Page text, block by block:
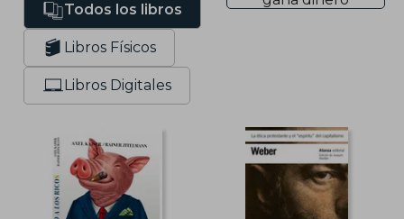
Todos los libros
Libros Físicos
Libros Digitales